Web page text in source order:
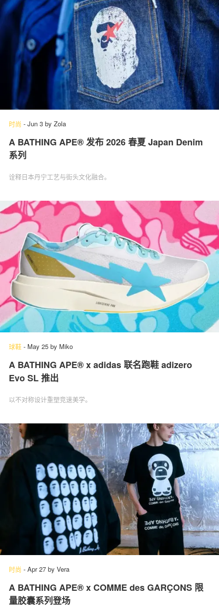
时尚 - Jun 3 by Zola
A BATHING APE® 发布 2026 春夏 Japan Denim
系列
诠释日本丹宁工艺与街头文化融合。
球鞋 - May 25 by Miko
A BATHING APE® x adidas 联名跑鞋 adizero
Evo SL 推出
以不对称设计重塑竞速美学。
时尚 - Apr 27 by Vera
A BATHING APE® x COMME des GARÇONS 限
量胶囊系列登场